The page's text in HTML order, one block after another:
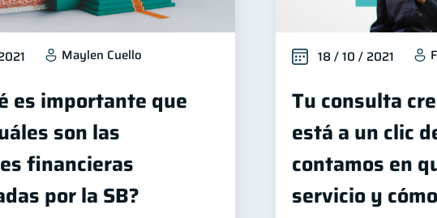
Maylen Cuello
es importante que
son las
financieras
por la SB?
18 / 10 / 2021
Tu consulta
está a un clic
contamos en
servicio y